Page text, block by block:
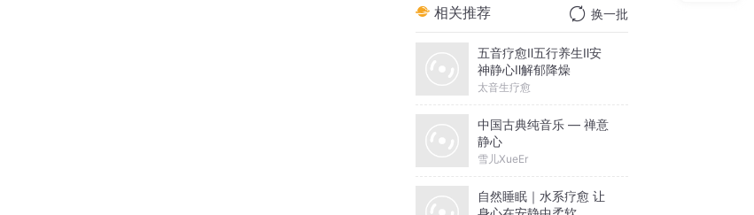
相关推荐 换一批
五音疗愈Ⅱ五行养生Ⅱ安
神静心Ⅱ解郁降燥
太音生疗愈
中国古典纯音乐 — 禅意
静心
雪儿XueEr
自然睡眠｜水系疗愈 让